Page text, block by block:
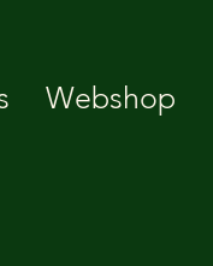
Webshop